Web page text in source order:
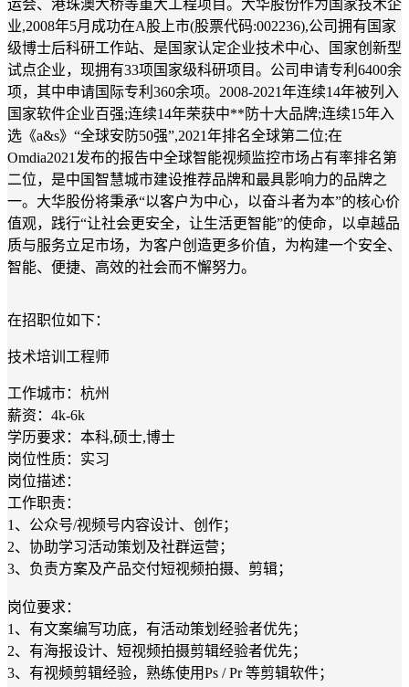
运会、港珠澳大桥等重大工程项目。大华股份作为国家技术企
业,2008年5月成功在A股上市(股票代码:002236),公司拥有国家
级博士后科研工作站、是国家认定企业技术中心、国家创新型
试点企业，现拥有33项国家级科研项目。公司申请专利6400余
项，其中申请国际专利360余项。2008-2021年连续14年被列入
国家软件企业百强;连续14年荣获中**防十大品牌;连续15年入
选《a&s》“全球安防50强”,2021年排名全球第二位;在
Omdia2021发布的报告中全球智能视频监控市场占有率排名第
二位，是中国智慧城市建设推荐品牌和最具影响力的品牌之
一。大华股份将秉承“以客户为中心，以奋斗者为本”的核心价
值观，践行“让社会更安全，让生活更智能”的使命，以卓越品
质与服务立足市场，为客户创造更多价值，为构建一个安全、
智能、便捷、高效的社会而不懈努力。
在招职位如下：
技术培训工程师
工作城市：杭州
薪资：4k-6k
学历要求：本科,硕士,博士
岗位性质：实习
岗位描述：
工作职责：
1、公众号/视频号内容设计、创作；
2、协助学习活动策划及社群运营；
3、负责方案及产品交付短视频拍摄、剪辑；
岗位要求：
1、有文案编写功底，有活动策划经验者优先；
2、有海报设计、短视频拍摄剪辑经验者优先；
3、有视频剪辑经验，熟练使用Ps / Pr 等剪辑软件；